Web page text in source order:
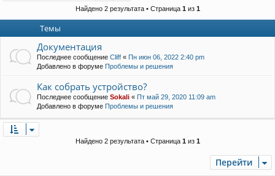
Найдено 2 результата • Страница 1из 1
Темы
Документация
Последнее сообщение Cliff « Пн июн 06, 2022 2:40 pm
Добавлено в форуме Проблемы и решения
Как собрать устройство?
Последнее сообщение Sokali « Пт май 29, 2020 11:09 am
Добавлено в форуме Проблемы и решения
Найдено 2 результата • Страница 1из 1
Перейти